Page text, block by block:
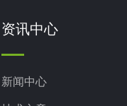
资讯中心
新闻中心